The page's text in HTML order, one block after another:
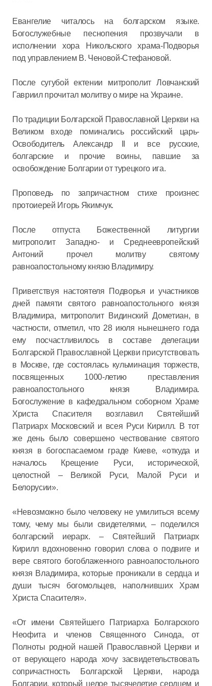
Евангелие читалось на болгарском языке.
Богослужебные песнопения прозвучали в
исполнении хора Никольского храма-Подворья
под управлением В. Ченовой-Стефановой.
После сугубой ектении митрополит Ловчанский
Гавриил прочитал молитву о мире на Украине.
По традиции Болгарской Православной Церкви на
Великом входе поминались российский царь-
Освободитель Александр II и все русские,
болгарские и прочие воины, павшие за
освобождение Болгарии от турецкого ига.
Проповедь по запричастном стихе произнес
протоиерей Игорь Якимчук.
После отпуста Божественной литургии
митрополит Западно- и Среднеевропейский
Антоний прочел молитву святому
равноапостольному князю Владимиру.
Приветствуя настоятеля Подворья и участников
дней памяти святого равноапостольного князя
Владимира, митрополит Видинский Дометиан, в
частности, отметил, что 28 июля нынешнего года
ему посчастливилось в составе делегации
Болгарской Православной Церкви присутствовать
в Москве, где состоялась кульминация торжеств,
посвященных 1000-летию преставления
равноапостольного князя Владимира.
Богослужение в кафедральном соборном Храме
Христа Спасителя возглавил Святейший
Патриарх Московский и всея Руси Кирилл. В тот
же день было совершено чествование святого
князя в богоспасаемом граде Киеве, «откуда и
началось Крещение Руси, исторической,
целостной – Великой Руси, Малой Руси и
Белорусии».
«Невозможно было человеку не умилиться всему
тому, чему мы были свидетелями, – поделился
болгарский иерарх. – Святейший Патриарх
Кирилл вдохновенно говорил слова о подвиге и
вере святого богоблаженного равноапостольного
князя Владимира, которые проникали в сердца и
души тысяч богомольцев, наполнивших Храм
Христа Спасителя».
«От имени Святейшего Патриарха Болгарского
Неофита и членов Священного Синода, от
Полноты родной нашей Православной Церкви и
от верующего народа хочу засвидетельствовать
сопричастность Болгарской Церкви, народа
Болгарии, который целое тысячелетие сердцем и